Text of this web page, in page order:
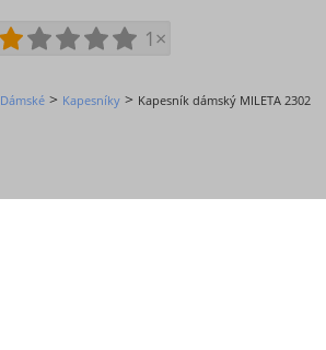
1×
Dámské > Kapesníky > Kapesník dámský MILETA 2302